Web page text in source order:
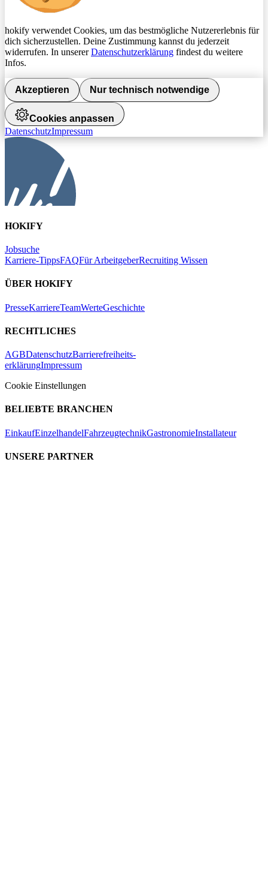
hokify verwendet Cookies, um das bestmögliche Nutzererlebnis für
dich sicherzustellen. Deine Zustimmung kannst du jederzeit
widerrufen. In unsererDatenschutzerklärung findest du weitere
Infos.
Akzeptieren Nur technisch notwendige
Cookies anpassen
DatenschutzImpressum
HOKIFY
Jobsuche
Karriere-TippsFAQFür ArbeitgeberRecruiting Wissen
ÜBER HOKIFY
PresseKarriereTeamWerteGeschichte
RECHTLICHES
AGBDatenschutzBarrierefreiheits-
erklärungImpressum
Cookie Einstellungen
BELIEBTE BRANCHEN
EinkaufEinzelhandelFahrzeugtechnikGastronomieInstallateur
UNSERE PARTNER